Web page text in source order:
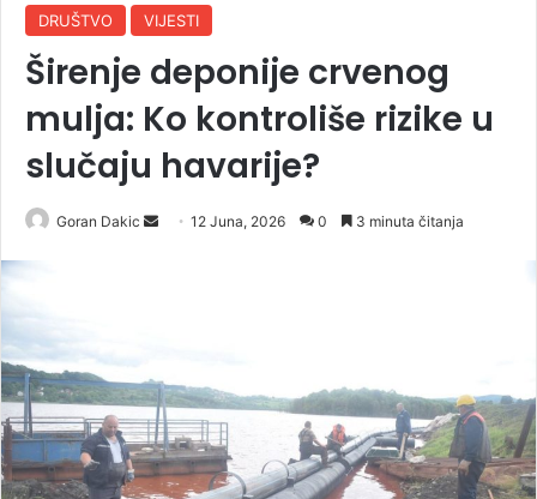
DRUŠTVO VIJESTI
Širenje deponije crvenog
mulja: Ko kontroliše rizike u
slučaju havarije?
Goran Dakic
e
m
a
i
12 Juna, 2026 0 3 minuta čitanja